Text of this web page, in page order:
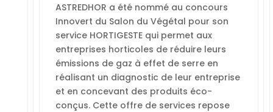
ASTREDHOR a été nommé au concours
Innovert du Salon du Végétal pour son
service HORTIGESTE qui permet aux
entreprises horticoles de réduire leurs
émissions de gaz à effet de serre en
réalisant un diagnostic de leur entreprise
et en concevant des produits éco-
conçus. Cette offre de services repose